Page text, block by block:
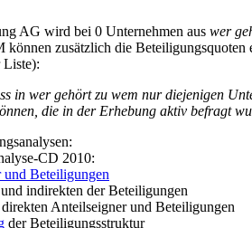
AG wird bei 0 Unternehmen aus wer
zusätzlich die Beteiligungsquoten
Liste):
in wer gehört zu wem nur diejenigen
die in der Erhebung aktiv befragt
CD 2010:
Beteiligungen
indirekten der Beteiligungen
Anteilseigner und Beteiligungen
der Beteiligungsstruktur